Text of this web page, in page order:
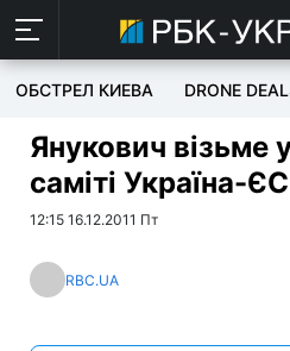
ОБСТРЕЛ КИЕВА DRONE
Янукович візьме
саміті Україна-ЄС
12:15 16.12.2011 Пт
RBC.UA